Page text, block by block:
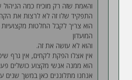
והאמת שזה רק מוכיח כמה
התפקיד שלו זה לא לרצות את
הוא צריך לקבל החלטות
המועדון
והוא לא עושה את זה.
אין אצלו הפקת לקחים, אין גרף
הוא ממנה אנשי מקצוע כושלים
אנחנו מתלוננים כאן במשך שנים